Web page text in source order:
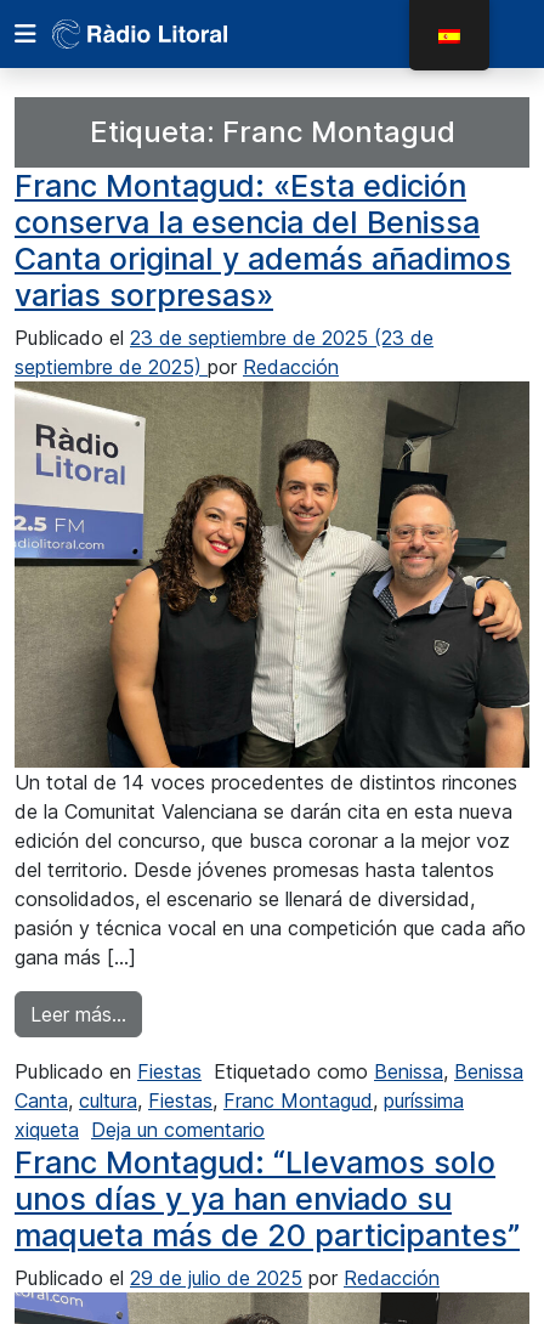
Etiqueta: Franc Montagud
Franc Montagud: «Esta edición
conserva la esencia del Benissa
Canta original y además añadimos
varias sorpresas»
Publicado el 23 de septiembre de 2025 (23 de
septiembre de 2025) por Redacción
Un total de 14 voces procedentes de distintos rincones
de la Comunitat Valenciana se darán cita en esta nueva
edición del concurso, que busca coronar a la mejor voz
del territorio. Desde jóvenes promesas hasta talentos
consolidados, el escenario se llenará de diversidad,
pasión y técnica vocal en una competición que cada año
gana más […]
Leer más…
Publicado en Fiestas Etiquetado como Benissa, Benissa
Canta, cultura, Fiestas, Franc Montagud, puríssima
xiqueta Deja un comentario
Franc Montagud: “Llevamos solo
unos días y ya han enviado su
maqueta más de 20 participantes”
Publicado el 29 de julio de 2025 por Redacción